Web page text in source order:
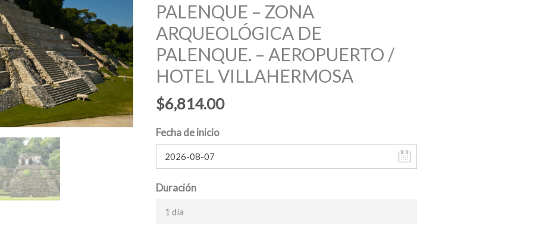
PALENQUE – ZONA
ARQUEOLÓGICA DE
PALENQUE. – AEROPUERTO /
HOTEL VILLAHERMOSA
$6,814.00
Fecha de inicio
Duración
1 día